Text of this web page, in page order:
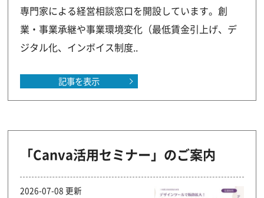
専門家による経営相談窓口を開設しています。創
業・事業承継や事業環境変化（最低賃金引上げ、デ
ジタル化、インボイス制度..
記事を表示
「Canva活用セミナー」のご案内
2026-07-08 更新